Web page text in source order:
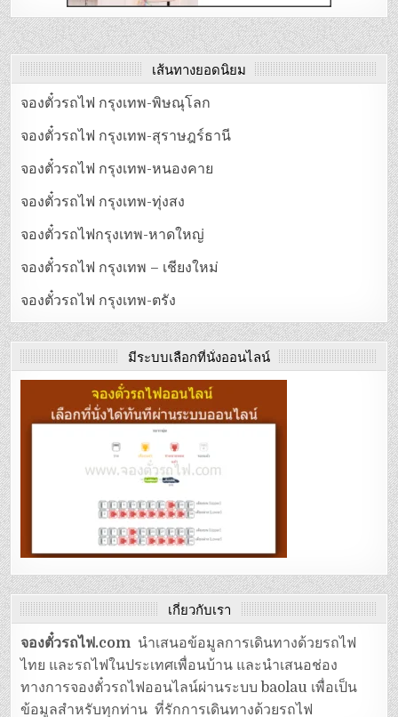
เส้นทางยอดนิยม
จองตั๋วรถไฟ กรุงเทพ-พิษณุโลก
จองตั๋วรถไฟ กรุงเทพ-สุราษฎร์ธานี
จองตั๋วรถไฟ กรุงเทพ-หนองคาย
จองตั๋วรถไฟ กรุงเทพ-ทุ่งสง
จองตั๋วรถไฟกรุงเทพ-หาดใหญ่
จองตั๋วรถไฟ กรุงเทพ – เชียงใหม่
จองตั๋วรถไฟ กรุงเทพ-ตรัง
มีระบบเลือกที่นั่งออนไลน์
เกี่ยวกับเรา
จองตั๋วรถไฟ.com นำเสนอข้อมูลการเดินทางด้วยรถไฟ
ไทย และรถไฟในประเทศเพื่อนบ้าน และนำเสนอช่อง
ทางการจองตั๋วรถไฟออนไลน์ผ่านระบบ baolau เพื่อเป็น
ข้อมูลสำหรับทุกท่าน ที่รักการเดินทางด้วยรถไฟ